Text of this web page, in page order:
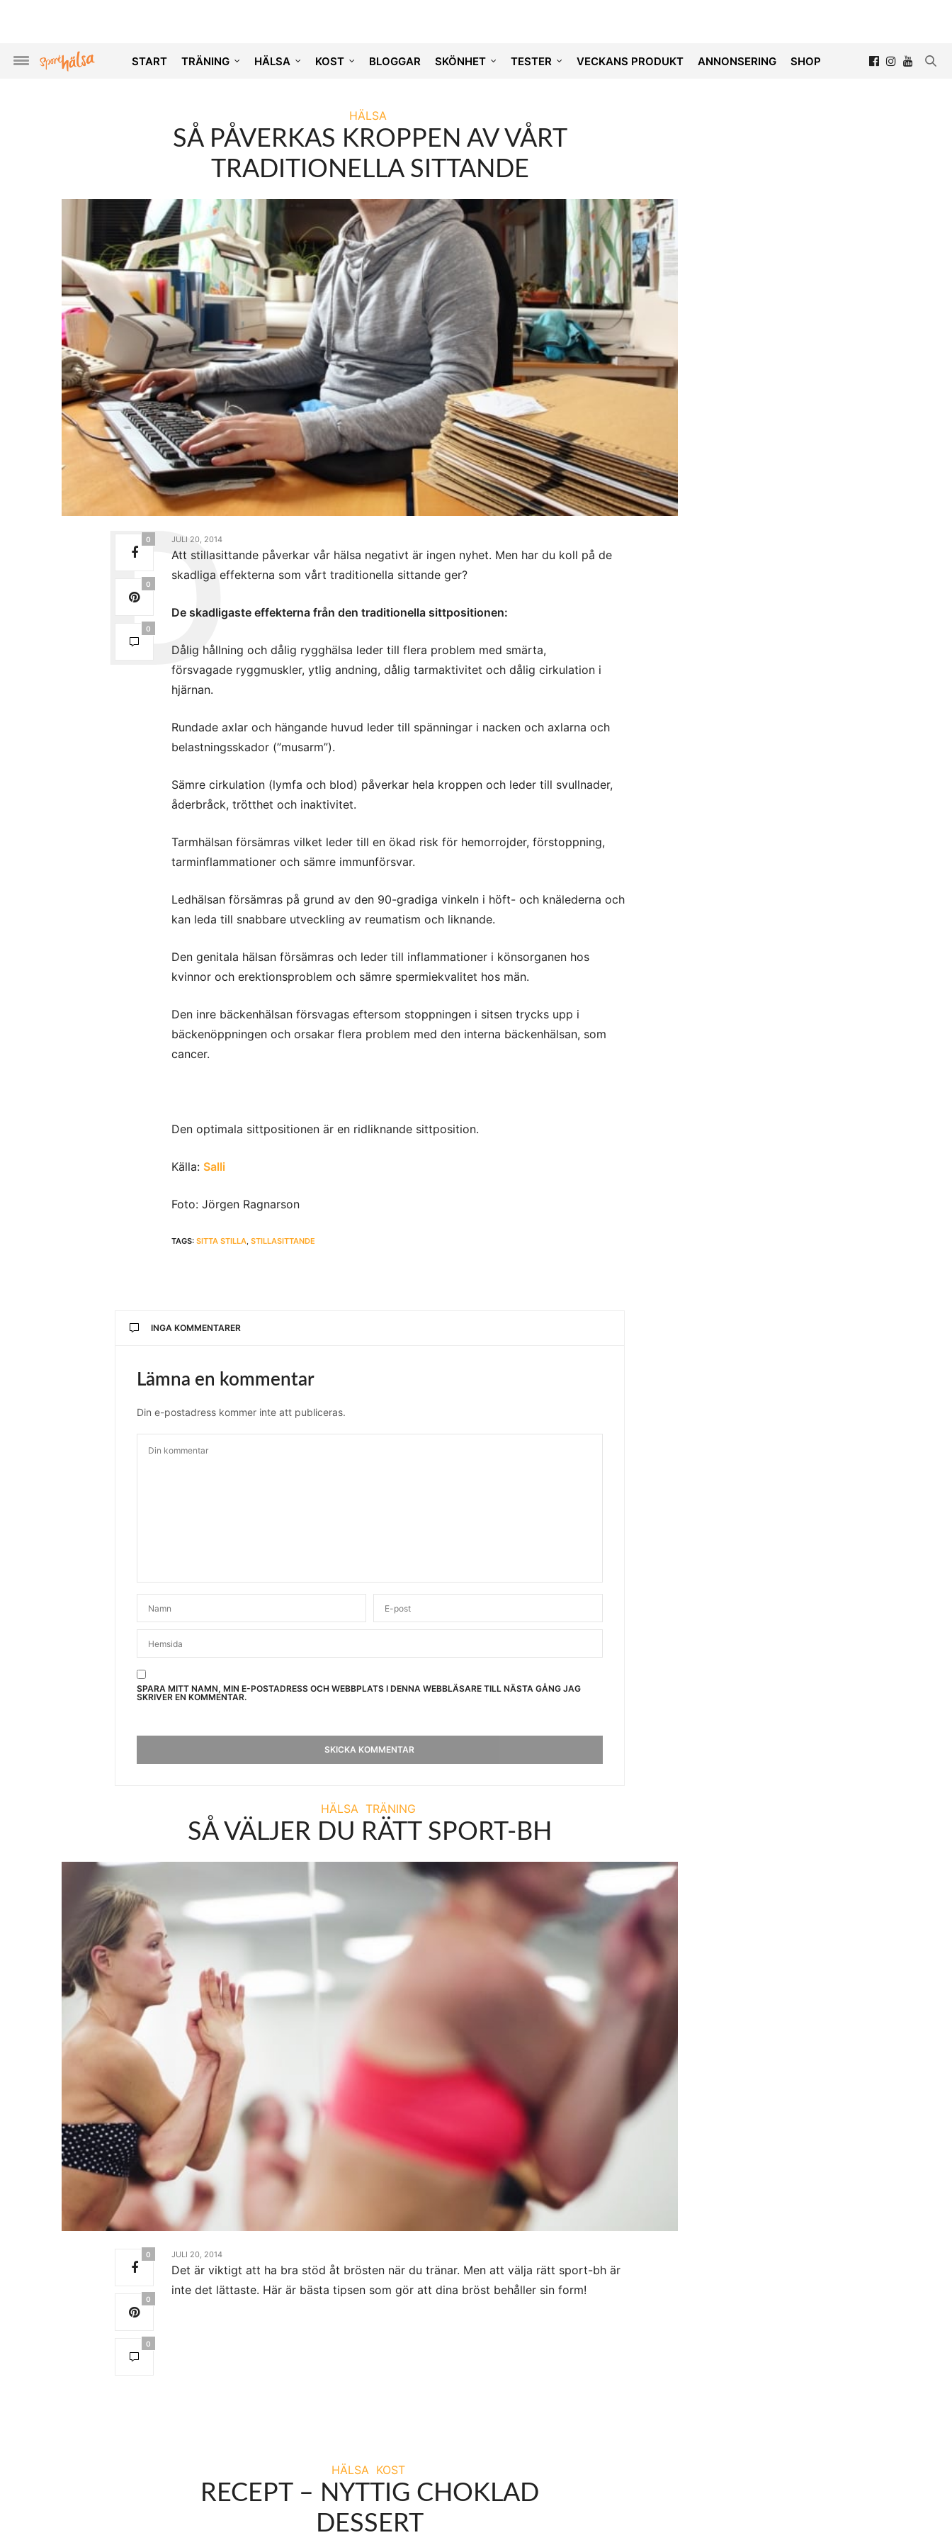
START TRÄNING HÄLSA KOST BLOGGAR SKÖNHET TESTER VECKANS PRODUKT ANNONSERING SHOP
HÄLSA
SÅ PÅVERKAS KROPPEN AV VÅRT
TRADITIONELLA SITTANDE
0
0
0
JULI 20, 2014
Att stillasittande påverkar vår hälsa negativt är ingen nyhet. Men har du koll på de
skadliga effekterna som vårt traditionella sittande ger?
De skadligaste effekterna från den traditionella sittpositionen:
Dålig hållning och dålig rygghälsa leder till flera problem med smärta,
försvagade ryggmuskler, ytlig andning, dålig tarmaktivitet och dålig cirkulation i
hjärnan.
Rundade axlar och hängande huvud leder till spänningar i nacken och axlarna och
belastningsskador (”musarm”).
Sämre cirkulation (lymfa och blod) påverkar hela kroppen och leder till svullnader,
åderbråck, trötthet och inaktivitet.
Tarmhälsan försämras vilket leder till en ökad risk för hemorrojder, förstoppning,
tarminflammationer och sämre immunförsvar.
Ledhälsan försämras på grund av den 90-gradiga vinkeln i höft- och knälederna och
kan leda till snabbare utveckling av reumatism och liknande.
Den genitala hälsan försämras och leder till inflammationer i könsorganen hos
kvinnor och erektionsproblem och sämre spermiekvalitet hos män.
Den inre bäckenhälsan försvagas eftersom stoppningen i sitsen trycks upp i
bäckenöppningen och orsakar flera problem med den interna bäckenhälsan, som
cancer.
Den optimala sittpositionen är en ridliknande sittposition.
Källa: Salli
Foto: Jörgen Ragnarson
TAGS: SITTA STILLA, STILLASITTANDE
INGA KOMMENTARER
Lämna en kommentar
Din e-postadress kommer inte att publiceras.
SPARA MITT NAMN, MIN E-POSTADRESS OCH WEBBPLATS I DENNA WEBBLÄSARE TILL NÄSTA GÅNG JAG
SKRIVER EN KOMMENTAR.
HÄLSA TRÄNING
SÅ VÄLJER DU RÄTT SPORT-BH
0
0
0
JULI 20, 2014
Det är viktigt att ha bra stöd åt brösten när du tränar. Men att välja rätt sport-bh är
inte det lättaste. Här är bästa tipsen som gör att dina bröst behåller sin form!
HÄLSA KOST
RECEPT – NYTTIG CHOKLAD
DESSERT